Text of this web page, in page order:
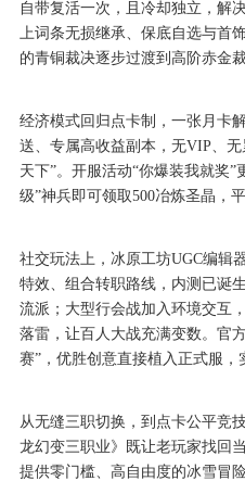
自带复活一次，且冷却独立，解
上词条无损继承、保底自选与首
的青铜裁决逐步过渡到高阶赤金
经济模式回归点卡制，一张月卡
送、专属高收益副本，无VIP、
天下”。开服活动“你爆装我就奖
级”神兵即可领取500冶炼圣晶，
社交玩法上，冰原工坊UGC编辑
特效、组合转职路线，内测已诞
流派；大型行会战加入环境交互
落雷，让百人大战充满变数。官
赛”，优胜创意直接植入正式服，
从无缝三职切换，到点卡公平竞
龙幻变三职业》既让老玩家找回
提供零门槛、高自由度的冰雪冒险